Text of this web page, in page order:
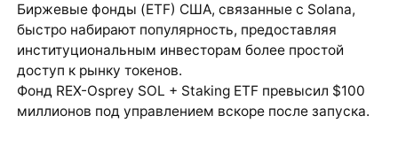
Биржевые фонды (ETF) США, связанные с Solana,
быстро набирают популярность, предоставляя
институциональным инвесторам более простой
доступ к рынку токенов.
Фонд REX-Osprey SOL + Staking ETF превысил $100
миллионов под управлением вскоре после запуска.